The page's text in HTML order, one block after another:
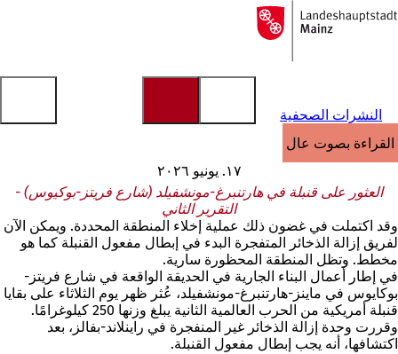
الانتقال إلى المحتوى
إلى
الصفحة
النشرات الصحفية
القراءة بصوت عالٍ
١٧. يونيو ٢٠٢٦
العثور على قنبلة في هارتنبرغ-مونشفيلد (شارع فريتز-بوكيوس) -
التقرير الثاني
وقد اكتملت في غضون ذلك عملية إخلاء المنطقة المحددة. ويمكن الآن
لفريق إزالة الذخائر المتفجرة البدء في إبطال مفعول القنبلة كما هو
مخطط. وتظل المنطقة المحظورة سارية.
في إطار أعمال البناء الجارية في الحديقة الواقعة في شارع فريتز-
بوكايوس في ماينز-هارتنبرغ-مونشفيلد، عُثر ظهر يوم الثلاثاء على بقايا
قنبلة أمريكية من الحرب العالمية الثانية يبلغ وزنها 250 كيلوغرامًا.
وقررت وحدة إزالة الذخائر غير المنفجرة في راينلاند-بفالز، بعد
اكتشافها، أنه يجب إبطال مفعول القنبلة.